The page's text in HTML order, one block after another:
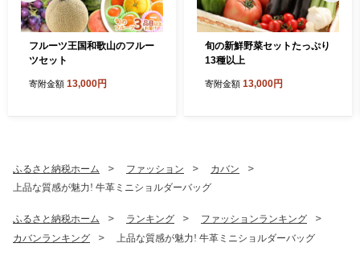
フルーツ王国和歌山のフルー
ツセット
寄附金額 13,000円
旬の新鮮野菜セットたっぷり
13種以上
寄附金額 13,000円
ふるさと納税ホーム ファッション
カバン
上品な質感が魅力! 牛革ミニショルダーバッグ
ふるさと納税ホーム ランキング
ファッションランキング
カバンランキング
上品な質感が魅力! 牛革ミニショルダーバッグ